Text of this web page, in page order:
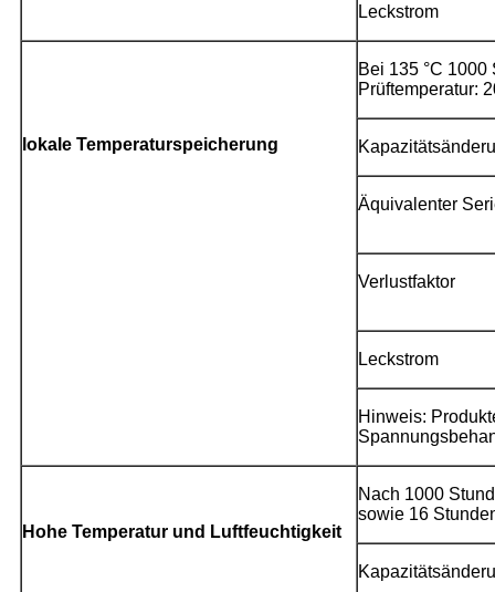
Leckstrom
lokale Temperaturspeicherung
Bei 135 °C
Prüftemperatur:
Äquivalenter
Verlustfaktor
Leckstrom
Hinweis:
Hohe Temperatur und Luftfeuchtigkeit
Nach 1000
sowie 16